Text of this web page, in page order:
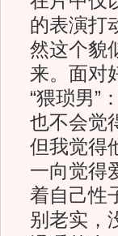
的表演打
然这个貌
来。面对
“猥琐男”
也不会觉
但我觉得
一向觉得
着自己性
别老实，